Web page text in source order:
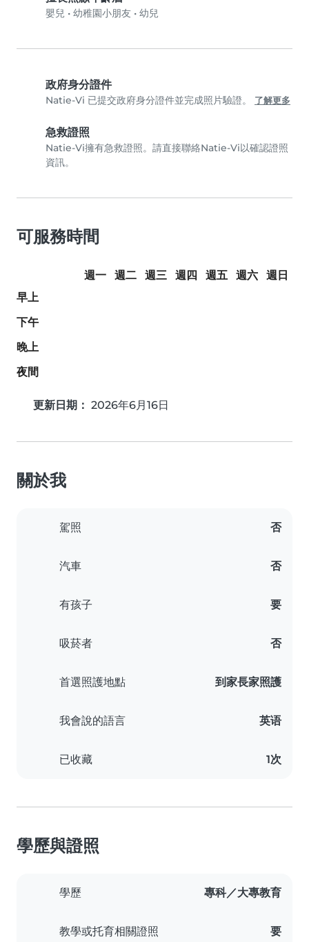
嬰兒 • 幼稚園小朋友 • 幼兒
政府身分證件
Natie-Vi 已提交政府身分證件並完成照片驗證。 了解更多
急救證照
Natie-Vi擁有急救證照。請直接聯絡Natie-Vi以確認證照
資訊。
可服務時間
週一 週二 週三 週四 週五 週六
週日
早上
下午
晚上
夜間
更新日期： 2026年6月16日
關於我
駕照 否
汽車 否
有孩子 要
吸菸者 否
首選照護地點 到家長家照護
我會說的語言 英语
已收藏 1次
學歷與證照
學歷 專科／大專教育
教學或托育相關證照 要